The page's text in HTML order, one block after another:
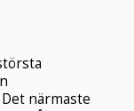
närmaste